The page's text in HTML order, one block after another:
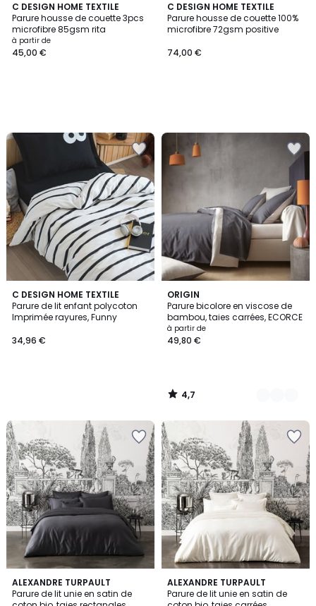
C DESIGN HOME TEXTILE
Parure housse de couette 3pcs
microfibre 85gsm rita
à partir de
45,00 €
C DESIGN HOME TEXTILE
Parure housse de couette 100%
microfibre 72gsm positive
74,00 €
C DESIGN HOME TEXTILE
Parure de lit enfant polycoton
Imprimée rayures, Funny
34,96 €
ORIGIN
Parure bicolore en viscose de
bambou, taies carrées, ECORCE
à partir de
49,80 €
4,7
/ 5
4
Couleurs
4,7
/
ALEXANDRE TURPAULT
Parure de lit unie en satin de
5
Couleurs
ALEXANDRE TURPAULT
Parure de lit unie en satin de
5
Couleurs